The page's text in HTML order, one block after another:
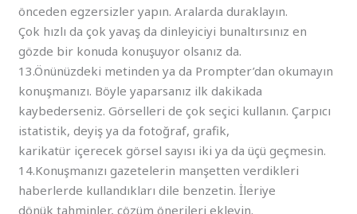
önceden egzersizler yapın. Aralarda duraklayın.
Çok hızlı da çok yavaş da dinleyiciyi bunaltırsınız en
gözde bir konuda konuşuyor olsanız da.
13.Önünüzdeki metinden ya da Prompter’dan okumayın
konuşmanızı. Böyle yaparsanız ilk dakikada
kaybederseniz. Görselleri de çok seçici kullanın. Çarpıcı
istatistik, deyiş ya da fotoğraf, grafik,
karikatür içerecek görsel sayısı iki ya da üçü geçmesin.
14.Konuşmanızı gazetelerin manşetten verdikleri
haberlerde kullandıkları dile benzetin. İleriye
dönük tahminler, çözüm önerileri ekleyin.